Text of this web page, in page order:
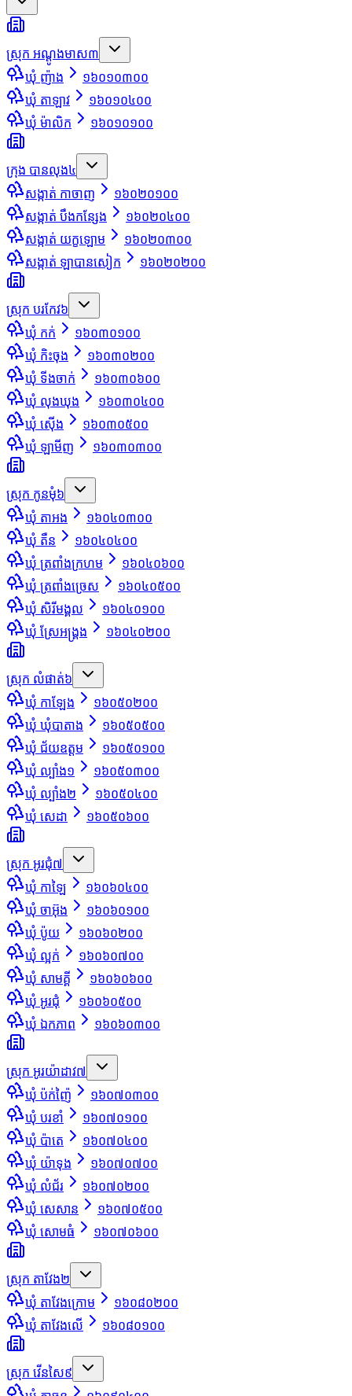
ស្រុក អណ្ដូងមាស៣
ឃុំ ញ៉ាង
១៦០១០៣០០
ឃុំ តាឡាវ
១៦០១០៤០០
ឃុំ ម៉ាលិក
១៦០១០១០០
ក្រុង បានលុង៤
សង្កាត់ កាចាញ
១៦០២០១០០
សង្កាត់ បឹងកន្សែង
១៦០២០៤០០
សង្កាត់ យក្ខឡោម
១៦០២០៣០០
សង្កាត់ ឡាបានសៀក
១៦០២០២០០
ស្រុក បរកែវ៦
ឃុំ កក់
១៦០៣០១០០
ឃុំ កិះចុង
១៦០៣០២០០
ឃុំ ទីងចាក់
១៦០៣០៦០០
ឃុំ លុងឃុង
១៦០៣០៤០០
ឃុំ ស៊ើង
១៦០៣០៥០០
ឃុំ ឡាមីញ
១៦០៣០៣០០
ស្រុក កូនមុំ៦
ឃុំ តាអង
១៦០៤០៣០០
ឃុំ តឺន
១៦០៤០៤០០
ឃុំ ត្រពាំងក្រហម
១៦០៤០៦០០
ឃុំ ត្រពាំងច្រេស
១៦០៤០៥០០
ឃុំ សិរីមង្គល
១៦០៤០១០០
ឃុំ ស្រែអង្គ្រង
១៦០៤០២០០
ស្រុក លំផាត់៦
ឃុំ កាឡែង
១៦០៥០២០០
ឃុំ ឃុំបាតាង
១៦០៥០៥០០
ឃុំ ជ័យឧត្ដម
១៦០៥០១០០
ឃុំ ល្បាំង១
១៦០៥០៣០០
ឃុំ ល្បាំង២
១៦០៥០៤០០
ឃុំ សេដា
១៦០៥០៦០០
ស្រុក អូរជុំ៧
ឃុំ កាឡៃ
១៦០៦០៤០០
ឃុំ ចាអ៊ុង
១៦០៦០១០០
ឃុំ ប៉ូយ
១៦០៦០២០០
ឃុំ ល្អក់
១៦០៦០៧០០
ឃុំ សាមគ្គី
១៦០៦០៦០០
ឃុំ អូរជុំ
១៦០៦០៥០០
ឃុំ ឯកភាព
១៦០៦០៣០០
ស្រុក អូរយ៉ាដាវ៧
ឃុំ ប៉ក់ញ៉ៃ
១៦០៧០៣០០
ឃុំ បរខាំ
១៦០៧០១០០
ឃុំ ប៉ាតេ
១៦០៧០៤០០
ឃុំ យ៉ាទុង
១៦០៧០៧០០
ឃុំ លំជ័រ
១៦០៧០២០០
ឃុំ សេសាន
១៦០៧០៥០០
ឃុំ សោមធំ
១៦០៧០៦០០
ស្រុក តាវែង២
ឃុំ តាវែងក្រោម
១៦០៨០២០០
ឃុំ តាវែងលើ
១៦០៨០១០០
ស្រុក វើនសៃ៩